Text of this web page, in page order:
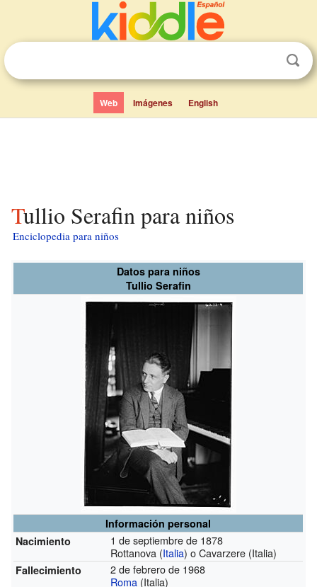
Web Imágenes English
Tullio Serafin para niños
Enciclopedia para niños
Datos para niños
Tullio Serafin
Información personal
Nacimiento
1 de septiembre de 1878
Rottanova (Italia) o Cavarzere (Italia)
Fallecimiento
2 de febrero de 1968
Roma (Italia)